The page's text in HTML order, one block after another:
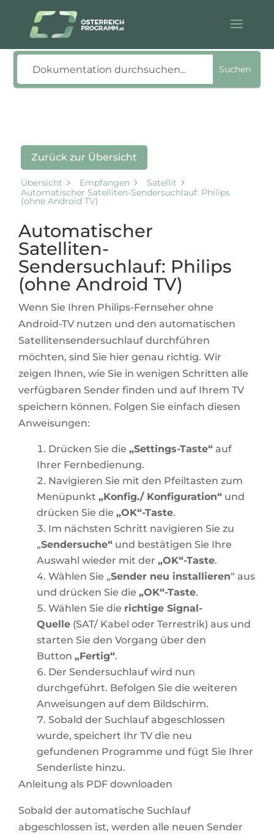
Suche
Suchen
Zurück zur Übersicht
Übersicht Empfangen
Satellit
Automatischer Satelliten-Sendersuchlauf: Philips
(ohne Android TV)
Automatischer
Satelliten-
Sendersuchlauf: Philips
(ohne Android TV)
Wenn Sie Ihren Philips-Fernseher ohne
Android-TV nutzen und den automatischen
Satellitensendersuchlauf durchführen
möchten, sind Sie hier genau richtig. Wir
zeigen Ihnen, wie Sie in wenigen Schritten alle
verfügbaren Sender finden und auf Ihrem TV
speichern können. Folgen Sie einfach diesen
Anweisungen:
Drücken Sie die „Settings-Taste“ auf
Ihrer Fernbedienung.
Navigieren Sie mit den Pfeiltasten zum
Menüpunkt „Konfig./ Konfiguration“ und
drücken Sie die „OK“-Taste.
Im nächsten Schritt navigieren Sie zu
„Sendersuche“ und bestätigen Sie Ihre
Auswahl wieder mit der „OK“-Taste.
Wählen Sie „Sender neu installieren“ aus
und drücken Sie die „OK“-Taste.
Wählen Sie die richtige Signal-
Quelle (SAT/ Kabel oder Terrestrik) aus und
starten Sie den Vorgang über den
Button „Fertig“.
Der Sendersuchlauf wird nun
durchgeführt. Befolgen Sie die weiteren
Anweisungen auf dem Bildschirm.
Sobald der Suchlauf abgeschlossen
wurde, speichert Ihr TV die neu
gefundenen Programme und fügt Sie Ihrer
Senderliste hinzu.
Anleitung als PDF downloaden
Sobald der automatische Suchlauf
abgeschlossen ist, werden alle neuen Sender